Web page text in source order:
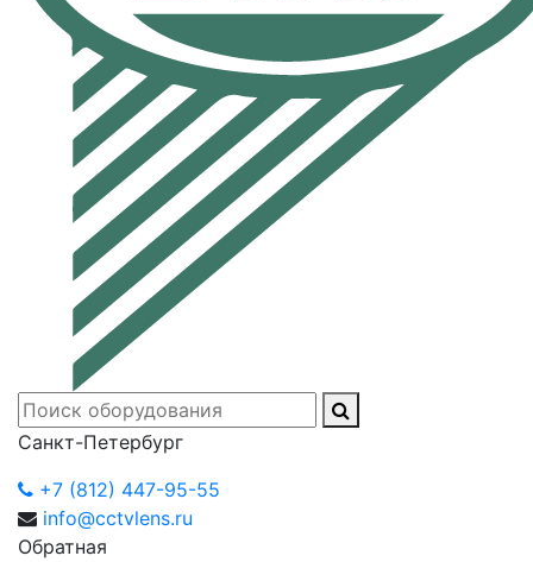
Санкт-Петербург
+7 (812) 447-95-55
info@cctvlens.ru
Обратная